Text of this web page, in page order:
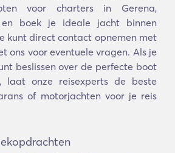
voor charters in Gerena,
en boek je ideale jacht binnen
kunt direct contact opnemen met
ons voor eventuele vragen. Als je
beslissen over de perfecte boot
laat onze reisexperts de beste
of motorjachten voor je reis